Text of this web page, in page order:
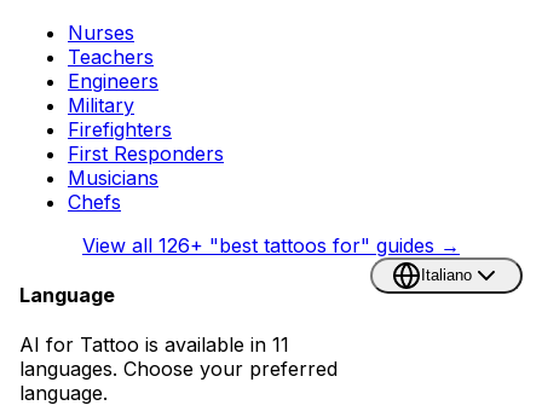
Nurses
Teachers
Engineers
Military
Firefighters
First Responders
Musicians
Chefs
View all 126+ "best tattoos for" guides →
Language
AI for Tattoo is available in 11
languages. Choose your preferred
language.
Italiano